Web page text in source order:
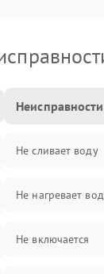
Неисправности
Не сливает воду
Не нагревает
Не включается